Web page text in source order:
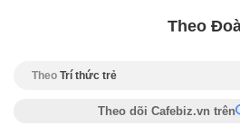
Theo
Theo Trí thức trẻ
Theo dõi Cafebiz.vn trên